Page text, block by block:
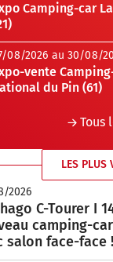
Camping-car
08/2026 au 30/08/
vente
du Pin (61)
Tous
LES PLUS
2026
C-Tourer I
camping-
salon face-face !